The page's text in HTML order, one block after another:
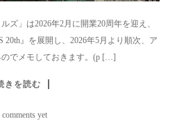
ズ」は2026年2月に開業20周年を迎え、
』を展開し、2026年5月より順次、ア
でメモしておきます。(p […]
きを読む
yet